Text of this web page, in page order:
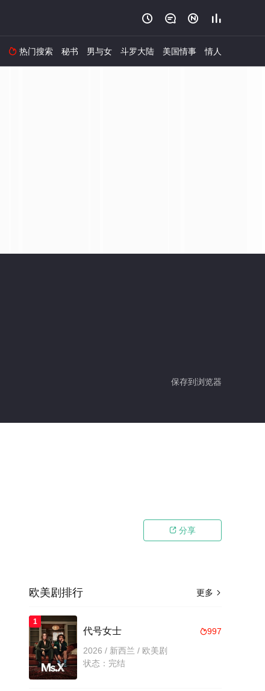
   
 热门搜索 秘书 男与女 斗罗大陆 美国情事 情人
保存到浏览器
 分享
更多 
欧美剧排行
1
997
代号女士
2026 / 新西兰 / 欧美剧
状态：完结